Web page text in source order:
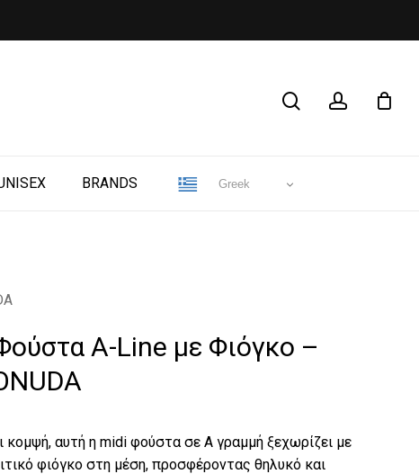
BRANDS Greek
CLOSE
A-Line με Φιόγκο –
κομψή, αυτή η midi φούστα σε Α γραμμή ξεχωρίζει με
φιόγκο στη μέση, προσφέροντας θηλυκό και